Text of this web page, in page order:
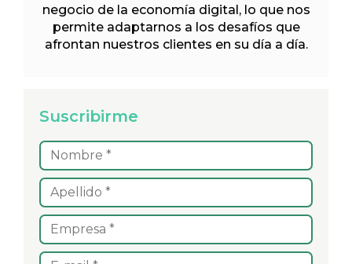
negocio de la economía digital, lo que nos
permite adaptarnos a los desafíos que
afrontan nuestros clientes en su día a día.
Suscribirme